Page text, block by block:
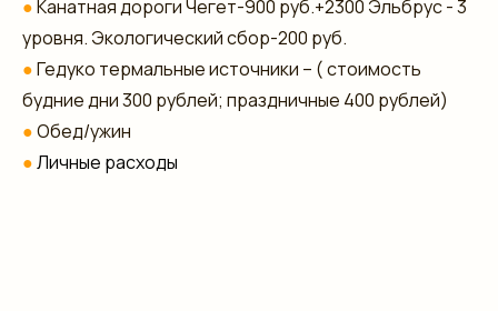
●Канатная дороги Чегет-900 руб.+2300 Эльбрус - 3
уровня. Экологический сбор-200 руб.
●Гедуко термальные источники – ( стоимость
будние дни 300 рублей; праздничные 400 рублей)
●Обед/ужин
●Личные расходы